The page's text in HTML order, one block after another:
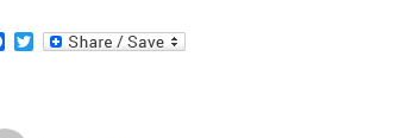
Facebook
Twitter